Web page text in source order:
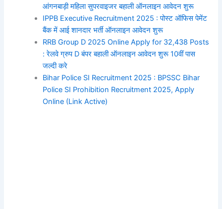
आंगनबाड़ी महिला सुपरवाइजर बहाली ऑनलाइन आवेदन शुरू
IPPB Executive Recruitment 2025 : पोस्ट ऑफिस पेमेंट
बैंक में आई शानदार भर्ती ऑनलाइन आवेदन शुरू
RRB Group D 2025 Online Apply for 32,438 Posts
: रेलवे ग्रुप D बंपर बहाली ऑनलाइन आवेदन शुरू 10वीं पास
जल्दी करे
Bihar Police SI Recruitment 2025 : BPSSC Bihar
Police SI Prohibition Recruitment 2025, Apply
Online (Link Active)